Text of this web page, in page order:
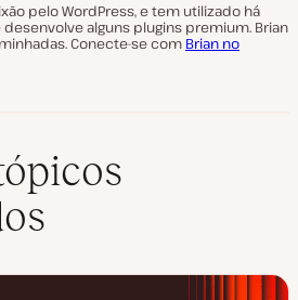
pelo WordPress, e tem utilizado há
alguns plugins premium. Brian
Conecte-se com Brian no